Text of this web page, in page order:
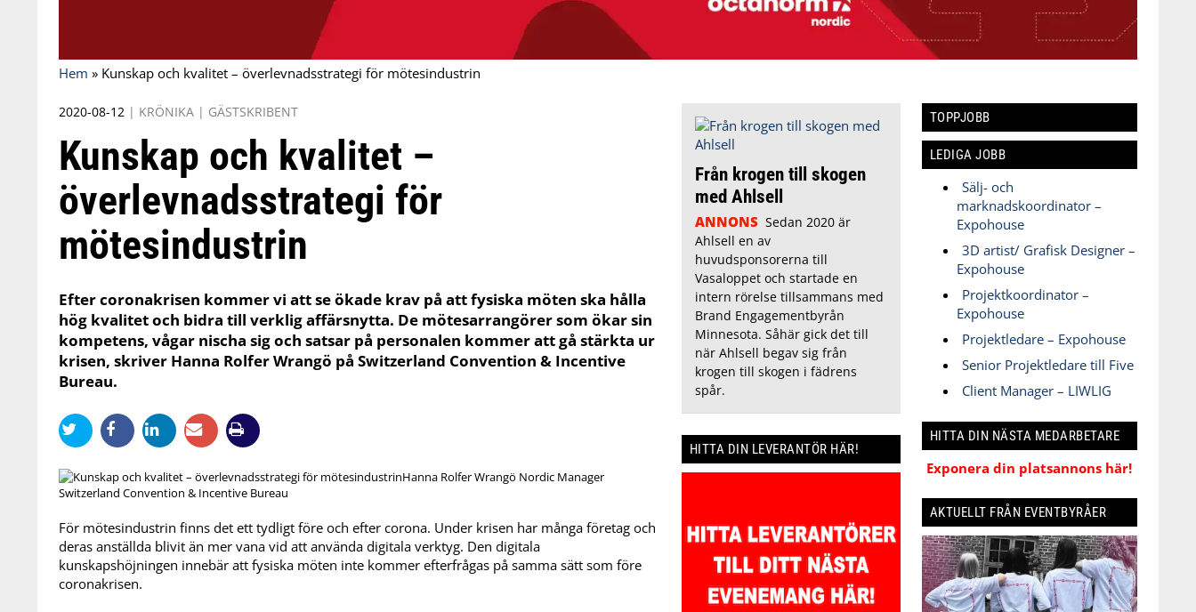
Hem » Kunskap och kvalitet – överlevnadsstrategi för mötesindustrin
2020-08-12 | KRÖNIKA | GÄSTSKRIBENT
Kunskap och kvalitet –
överlevnadsstrategi för
mötesindustrin
Efter coronakrisen kommer vi att se ökade krav på att fysiska möten ska hålla
hög kvalitet och bidra till verklig affärsnytta. De mötesarrangörer som ökar sin
kompetens, vågar nischa sig och satsar på personalen kommer att gå stärkta ur
krisen, skriver Hanna Rolfer Wrangö på Switzerland Convention & Incentive
Bureau.
Hanna Rolfer Wrangö Nordic Manager
Switzerland Convention & Incentive Bureau
För mötesindustrin finns det ett tydligt före och efter corona. Under krisen har många företag och
deras anställda blivit än mer vana vid att använda digitala verktyg. Den digitala
kunskapshöjningen innebär att fysiska möten inte kommer efterfrågas på samma sätt som före
coronakrisen.
Från krogen till skogen
med Ahlsell
ANNONS Sedan 2020 är
Ahlsell en av
huvudsponsorerna till
Vasaloppet och startade en
intern rörelse tillsammans med
Brand Engagementbyrån
Minnesota. Såhär gick det till
när Ahlsell begav sig från
krogen till skogen i fädrens
spår.
HITTA DIN LEVERANTÖR HÄR!
TOPPJOBB
LEDIGA JOBB
Sälj- och
marknadskoordinator –
Expohouse
3D artist/ Grafisk Designer –
Expohouse
Projektkoordinator –
Expohouse
Projektledare – Expohouse
Senior Projektledare till Five
Client Manager – LIWLIG
HITTA DIN NÄSTA MEDARBETARE
Exponera din platsannons här!
AKTUELLT FRÅN EVENTBYRÅER